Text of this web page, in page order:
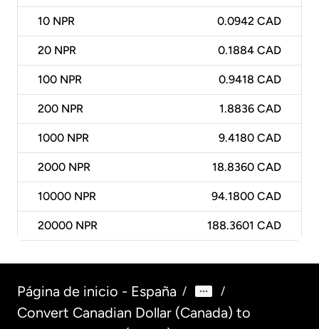
10 NPR 0.0942 CAD
20 NPR 0.1884 CAD
100 NPR 0.9418 CAD
200 NPR 1.8836 CAD
1000 NPR 9.4180 CAD
2000 NPR 18.8360 CAD
10000 NPR 94.1800 CAD
20000 NPR 188.3601 CAD
Página de inicio - España / /
Convert Canadian Dollar (Canada) to